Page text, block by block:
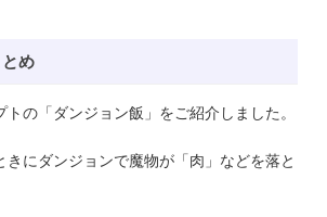
め
の「ダンジョン飯」をご紹介しました。
にダンジョンで魔物が「肉」などを落と